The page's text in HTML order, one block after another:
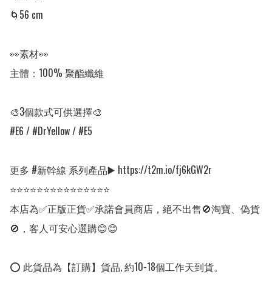
🌀56 cm
👀素材👀
主體：100% 聚酯纖維
🎨3個款式可供選擇🎨
#E6 / #DrYellow / #E5
更多 #新幹線 系列產品▶️ https://t2m.io/fj6kGW2r
⭐⭐⭐⭐⭐⭐⭐⭐⭐⭐⭐⭐⭐⭐⭐
本店為✅正版正貨✅承諾會員商店，絕不出售🚫淘寶、偽貨
🚫，客人可安心選購😊😊
⭕ 此貨品為【訂購】貨品, 約10-18個工作天到貨。